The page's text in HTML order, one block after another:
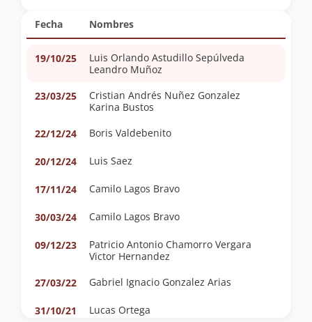
Fecha Nombres
19/10/25
Luis Orlando Astudillo Sepúlveda
Leandro Muñoz
23/03/25
Cristian Andrés Nuñez Gonzalez
Karina Bustos
22/12/24
Boris Valdebenito
20/12/24 Luis Saez
17/11/24 Camilo Lagos Bravo
30/03/24 Camilo Lagos Bravo
09/12/23
Patricio Antonio Chamorro Vergara
Victor Hernandez
27/03/22
Gabriel Ignacio Gonzalez Arias
31/10/21 Lucas Ortega